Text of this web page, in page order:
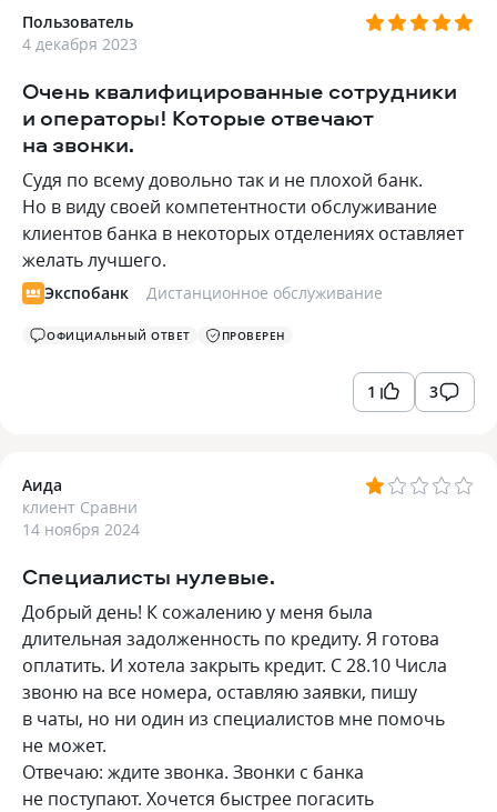
Пользователь
4 декабря 2023
Очень квалифицированные сотрудники
и операторы! Которые отвечают
на звонки.
Судя по всему довольно так и не плохой банк.
Но в виду своей компетентности обслуживание
клиентов банка в некоторых отделениях оставляет
желать лучшего.
Экспобанк Дистанционное обслуживание
ОФИЦИАЛЬНЫЙ ОТВЕТ ПРОВЕРЕН
1 3
Аида
клиент Сравни
14 ноября 2024
Специалисты нулевые.
Добрый день! К сожалению у меня была
длительная задолженность по кредиту. Я готова
оплатить. И хотела закрыть кредит. С 28.10 Числа
звоню на все номера, оставляю заявки, пишу
в чаты, но ни один из специалистов мне помочь
не может.
Отвечаю: ждите звонка. Звонки с банка
не поступают. Хочется быстрее погасить